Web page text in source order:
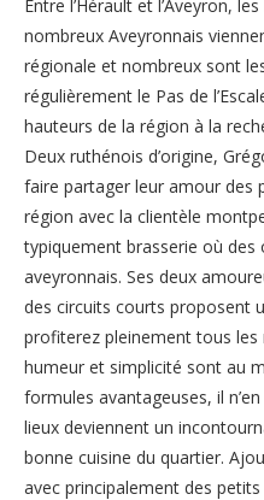
Entre l’Hérault et l’Aveyron,
nombreux Aveyronnais
régionale et nombreux sont
régulièrement le Pas de
hauteurs de la région à la
Deux ruthénois d’origine,
faire partager leur amour des
région avec la clientèle
typiquement brasserie où
aveyronnais. Ses deux
des circuits courts proposent
profiterez pleinement tous les
humeur et simplicité sont au
formules avantageuses, il
lieux deviennent un
bonne cuisine du quartier.
avec principalement des